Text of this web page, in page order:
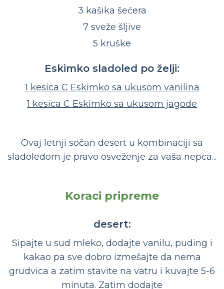
3 kašika šećera
7 sveže šljive
5 kruške
Eskimko sladoled po želji:
1 kesica C Eskimko sa ukusom vanilina
1 kesica C Eskimko sa ukusom jagode
Ovaj letnji sočan desert u kombinaciji sa
sladoledom je pravo osveženje za vaša nepca...
Koraci pripreme
desert:
Sipajte u sud mleko, dodajte vanilu, puding i
kakao pa sve dobro izmešajte da nema
grudvica a zatim stavite na vatru i kuvajte 5-6
minuta. Zatim dodajte